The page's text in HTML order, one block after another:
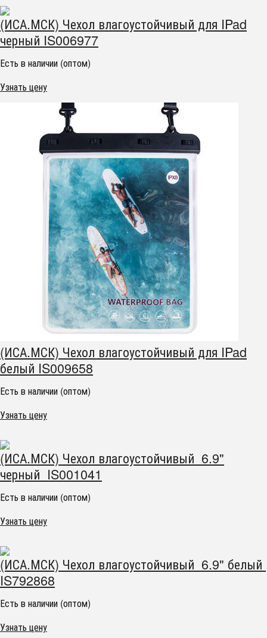
(ИСА.МСК) Чехол влагоустойчивый для IPad
черный IS006977
Есть в наличии (оптом)
Узнать цену
(ИСА.МСК) Чехол влагоустойчивый для IPad
белый IS009658
Есть в наличии (оптом)
Узнать цену
(ИСА.МСК) Чехол влагоустойчивый 6.9"
черный IS001041
Есть в наличии (оптом)
Узнать цену
(ИСА.МСК) Чехол влагоустойчивый 6.9" белый
IS792868
Есть в наличии (оптом)
Узнать цену